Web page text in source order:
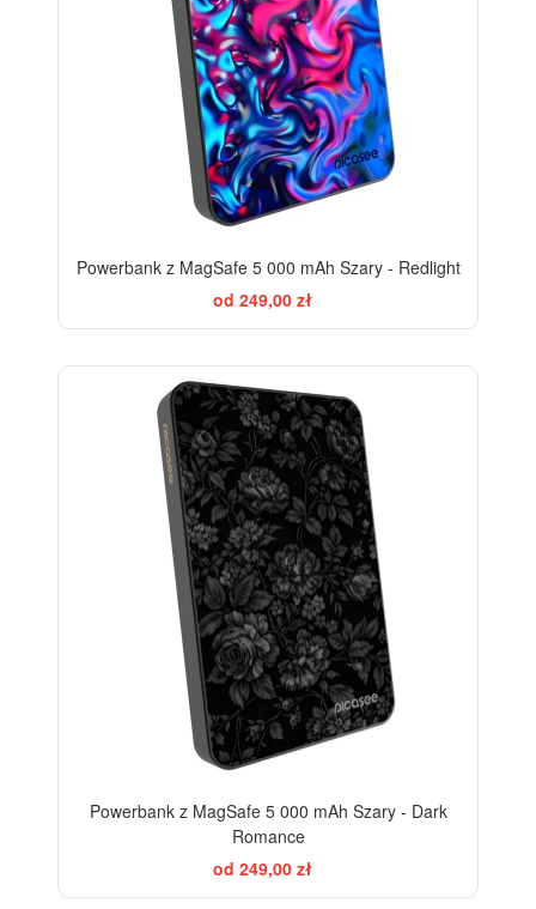
Powerbank z MagSafe 5 000 mAh Szary - Redlight
od 249,00 zł
Powerbank z MagSafe 5 000 mAh Szary - Dark
Romance
od 249,00 zł